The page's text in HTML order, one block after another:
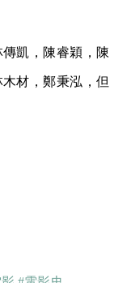
凱，陳睿穎，陳
材，鄭秉泓，但